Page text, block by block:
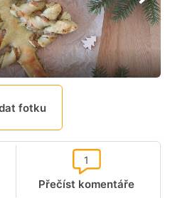
fotku
Přečíst komentáře
1